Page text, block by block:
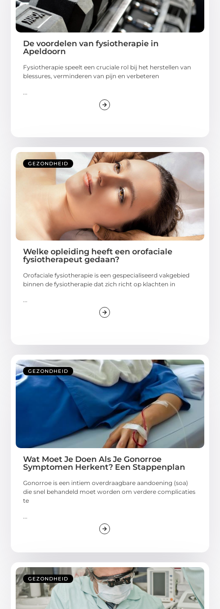
De voordelen van fysiotherapie in
Apeldoorn
Fysiotherapie speelt een cruciale rol bij het herstellen van
blessures, verminderen van pijn en verbeteren
GEZONDHEID
Welke opleiding heeft een orofaciale
fysiotherapeut gedaan?
Orofaciale fysiotherapie is een gespecialiseerd vakgebied
binnen de fysiotherapie dat zich richt op klachten in
...
GEZONDHEID
Wat Moet Je Doen Als Je Gonorroe
Symptomen Herkent? Een Stappenplan
Gonorroe is een intiem overdraagbare aandoening (soa)
die snel behandeld moet worden om verdere complicaties
te
...
GEZONDHEID